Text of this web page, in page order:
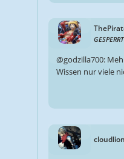
GESPERRT
@godzilla700:
Wissen nur viele